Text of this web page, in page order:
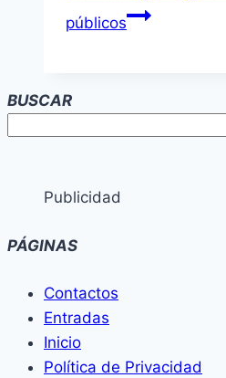
públicos
BUSCAR
Publicidad
PÁGINAS
Contactos
Entradas
Inicio
Política de Privacidad